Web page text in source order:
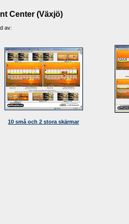
Center (Växjö)
av:
10 små och 2 stora skärmar